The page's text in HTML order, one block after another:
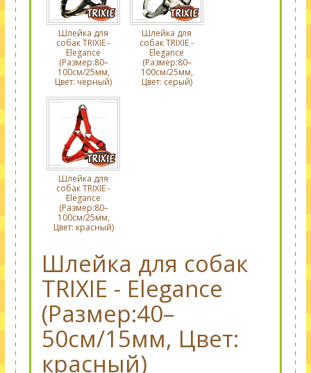
Шлейка для
собак TRIXIE -
Elegance
(Размер:80–
100см/25мм,
Цвет: черный)
Шлейка для
собак TRIXIE -
Elegance
(Размер:80–
100см/25мм,
Цвет: серый)
Шлейка для
собак TRIXIE -
Elegance
(Размер:80–
100см/25мм,
Цвет: красный)
Шлейка для собак
TRIXIE - Elegance
(Размер:40–
50см/15мм, Цвет:
красный)